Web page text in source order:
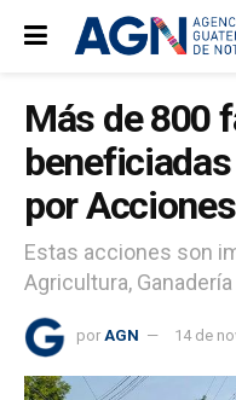
Más de 800
por
Estas acciones son
Agricultura,
por AGN 14 de